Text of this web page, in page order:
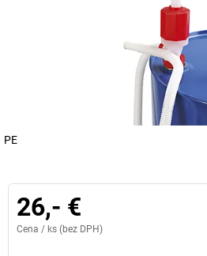
PE
26,- €
Cena / ks (bez DPH)